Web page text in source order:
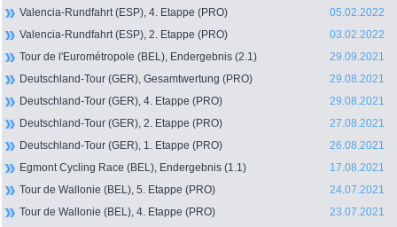
Valencia-Rundfahrt (ESP), 4. Etappe (PRO)
05.02.2022
Valencia-Rundfahrt (ESP), 2. Etappe (PRO)
03.02.2022
Tour de l'Eurométropole (BEL), Endergebnis (2.1)
29.09.2021
Deutschland-Tour (GER), Gesamtwertung (PRO)
29.08.2021
Deutschland-Tour (GER), 4. Etappe (PRO)
29.08.2021
Deutschland-Tour (GER), 2. Etappe (PRO)
27.08.2021
Deutschland-Tour (GER), 1. Etappe (PRO)
26.08.2021
Egmont Cycling Race (BEL), Endergebnis (1.1)
17.08.2021
Tour de Wallonie (BEL), 5. Etappe (PRO)
24.07.2021
Tour de Wallonie (BEL), 4. Etappe (PRO)
23.07.2021